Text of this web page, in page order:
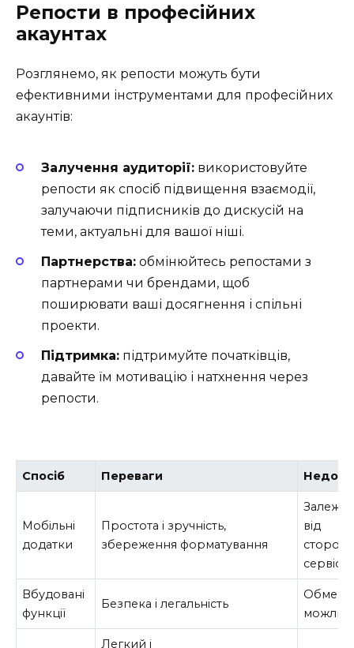
Репости в професійних
акаунтах
Розглянемо, як репости можуть бути
ефективними інструментами для професійних
акаунтів:
Залучення аудиторії: використовуйте
репости як спосіб підвищення взаємодії,
залучаючи підписників до дискусій на
теми, актуальні для вашої ніші.
Партнерства: обмінюйтесь репостами з
партнерами чи брендами, щоб
поширювати ваші досягнення і спільні
проекти.
Підтримка: підтримуйте початківців,
давайте їм мотивацію і натхнення через
репости.
Спосіб Переваги
Мобільні
додатки
Простота і зручність,
збереження форматування
від
сервісів
Вбудовані
функції
Безпека і легальність
Легкий і